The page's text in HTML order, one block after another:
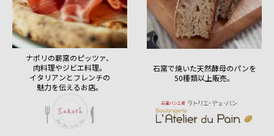
ナポリの薪窯のピッツァ、
肉料理やジビエ料理。
イタリアンとフレンチの
魅力を伝えるお店。
石窯で焼いた天然酵母のパンを
50種類以上販売。